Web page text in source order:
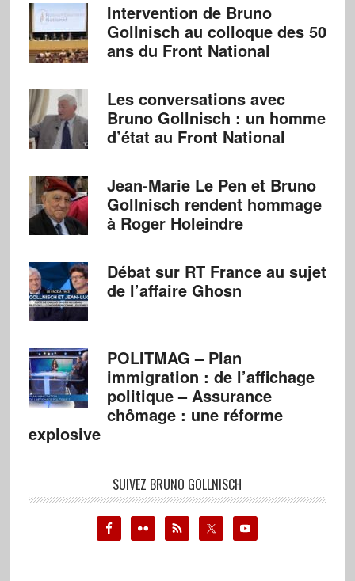
Intervention de Bruno
Gollnisch au colloque des 50
ans du Front National
Les conversations avec
Bruno Gollnisch : un homme
d’état au Front National
Jean-Marie Le Pen et Bruno
Gollnisch rendent hommage
à Roger Holeindre
Débat sur RT France au sujet
de l’affaire Ghosn
POLITMAG – Plan
immigration : de l’affichage
politique – Assurance
chômage : une réforme
explosive
SUIVEZ BRUNO GOLLNISCH